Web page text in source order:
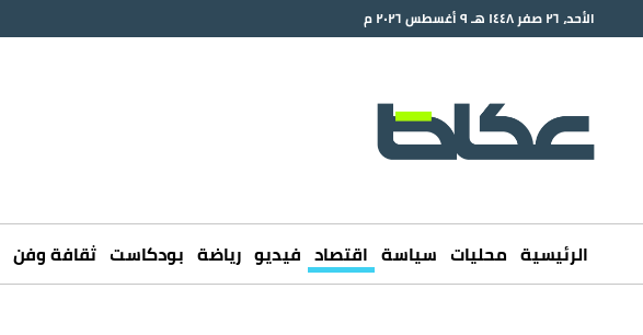
الأحد، ٢٦ صفر ١٤٤٨ هـ ٩ أغسطس ٢٠٢٦ م
الرئيسية محليات سياسة اقتصاد فيديو رياضة بودكاست ثقافة وفن